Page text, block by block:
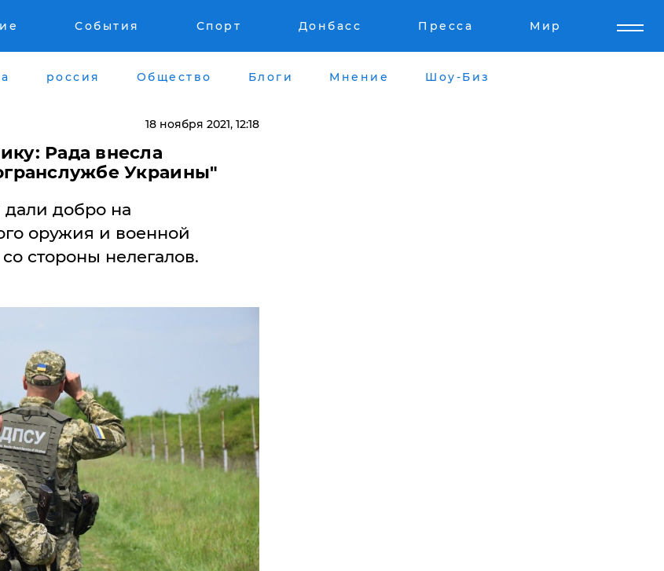
События Спорт Донбасс Пресса Мир
россия Общество Блоги Мнение Шоу-Биз
18 ноября 2021, 12:18
Рада внесла
Украины"
добро на
оружия и военной
стороны нелегалов.